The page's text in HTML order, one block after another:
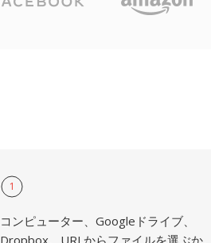
1
コンピューター、Googleドライブ、
Dropbox、URLからファイルを選ぶか、